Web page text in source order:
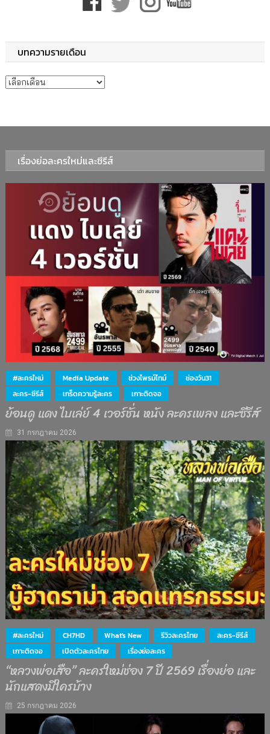
บทความรายเดือน
บทความรายเดือน
เรื่องย่อละครใหม่และซีรีส์
#ละครใหม่ Media Update ช่วงไพรม์ไทม์
ช่องวัน31
ละคร-ซีรีส์
เกร็ดความรู้ละคร เกาะติดจอ
ย้อนดู แดง ไบเล่ย์ 4 เวอร์ชั่น หนัง ละครเพลง และซีรีส์
31 กรกฎาคม 2026
#ละครใหม่ CH7HD What's New รีวิวละครไทย
ละคร-ซีรีส์
เกาะติดจอ
เปิดตัวละครไทย เรื่องย่อละคร
“หลวงพ่อเสือ” ละครใหม่ช่อง 7 ปี 2569 เรื่องย่อ และ
นักแสดงมีใครบ้าง
25 กรกฎาคม 2026